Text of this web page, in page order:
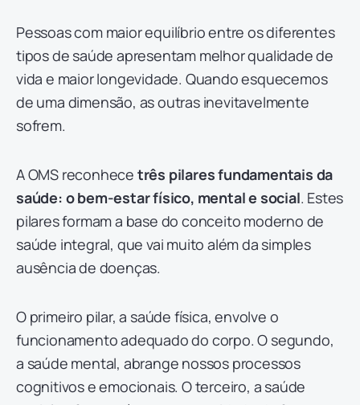
Pessoas com maior equilíbrio entre os diferentes
tipos de saúde apresentam melhor qualidade de
vida e maior longevidade. Quando esquecemos
de uma dimensão, as outras inevitavelmente
sofrem.
A OMS reconhece três pilares fundamentais da
saúde: o bem-estar físico, mental e social. Estes
pilares formam a base do conceito moderno de
saúde integral, que vai muito além da simples
ausência de doenças.
O primeiro pilar, a saúde física, envolve o
funcionamento adequado do corpo. O segundo,
a saúde mental, abrange nossos processos
cognitivos e emocionais. O terceiro, a saúde